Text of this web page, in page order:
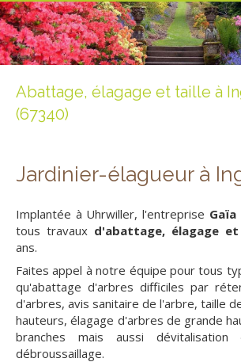
Abattage, élagage et taille à
(67340)
Jardinier-élagueur à
Implantée à Uhrwiller, l'entreprise Gaïa
tous travaux d'abattage, élagage
ans.
Faites appel à notre équipe pour tous
qu'abattage d'arbres difficiles par
d'arbres, avis sanitaire de l'arbre, taille
hauteurs, élagage d'arbres de grande
branches mais aussi
débroussaillage.